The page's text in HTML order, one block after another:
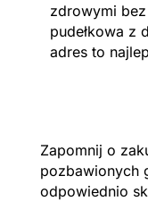
zdrowymi
pudełkowa z
adres to
Zapomnij o
pozbawionych
odpowiednio